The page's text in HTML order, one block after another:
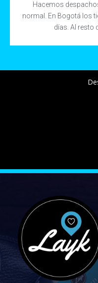
Hacemos
normal. En Bogotá los
días. Al resto